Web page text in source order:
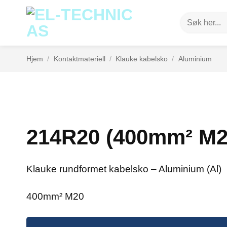
content
Søk
Hjem / Kontaktmateriell / Klauke kabelsko / Aluminium
214R20 (400mm²
Klauke rundformet kabelsko – Aluminium (Al)
400mm² M20